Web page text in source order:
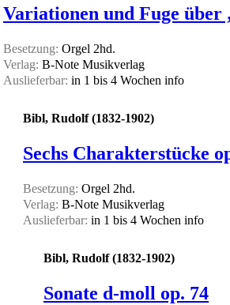
Variationen und Fuge
Besetzung: Orgel 2hd.
Verlag: B-Note Musikverlag
Auslieferbar: in 1 bis 4 Wochen info
Bibl, Rudolf (1832-1902)
Sechs Charakterstücke
Besetzung: Orgel 2hd.
Verlag: B-Note Musikverlag
Auslieferbar: in 1 bis 4 Wochen info
Bibl, Rudolf (1832-1902)
Sonate d-moll op. 74